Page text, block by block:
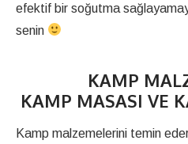
efektif bir soğutma
senin
KAMP
KAMP MASASI VE
Kamp malzemelerini temin